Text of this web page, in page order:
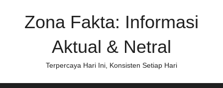
Zona Fakta: Informasi
Aktual & Netral
Terpercaya Hari Ini, Konsisten Setiap Hari